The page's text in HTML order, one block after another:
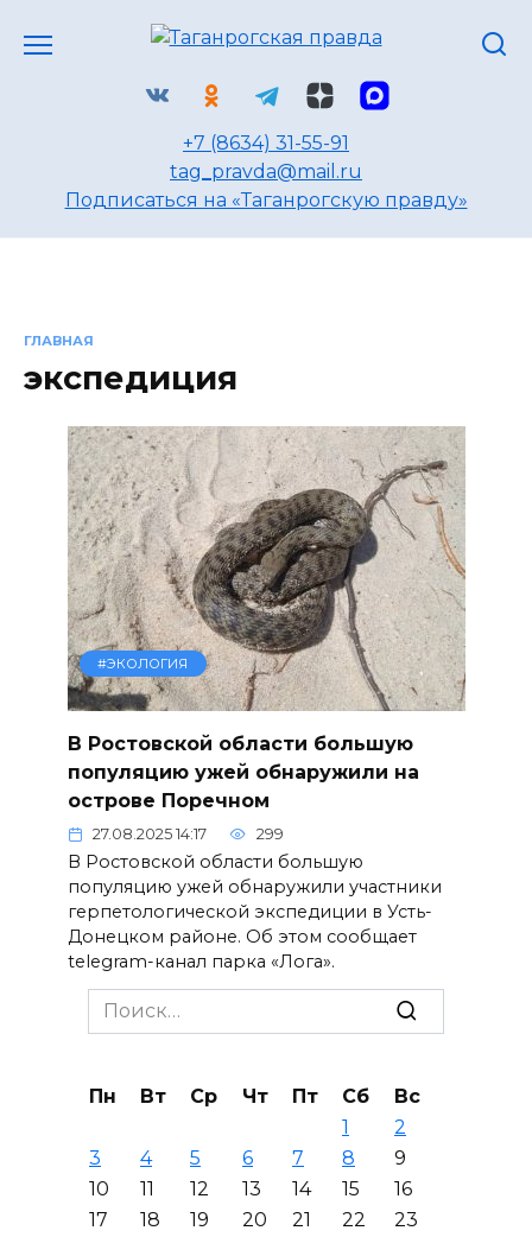
+7 (8634) 31-55-91
tag_pravda@mail.ru
Подписаться на «Таганрогскую правду»
ГЛАВНАЯ
экспедиция
#ЭКОЛОГИЯ
В Ростовской области большую
популяцию ужей обнаружили на
острове Поречном
27.08.2025 14:17 299
В Ростовской области большую
популяцию ужей обнаружили участники
герпетологической экспедиции в Усть-
Донецком районе. Об этом сообщает
telegram-канал парка «Лога».
Search
for:
Пн Вт Ср Чт Пт Сб
Вс
1
2
3
4 5 6 7 8
9
10
11 12 13 14 15
16
17
18 19 20 21 22
23